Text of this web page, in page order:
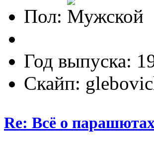
Пол:
Год выпуска:
Скайп:
Re: Всё о